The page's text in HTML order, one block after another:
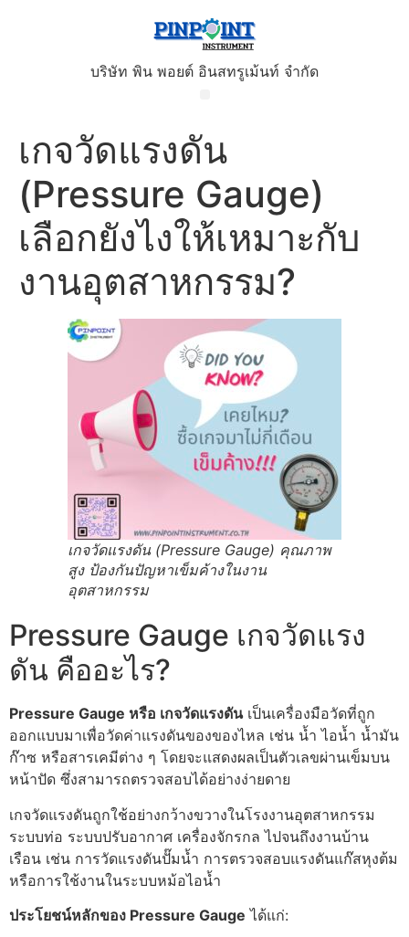
บริษัท พิน พอยต์ อินสทรูเม้นท์ จำกัด
เกจวัดแรงดัน
(Pressure Gauge)
เลือกยังไงให้เหมาะกับ
งานอุตสาหกรรม?
เกจวัดแรงดัน (Pressure Gauge) คุณภาพ
สูง ป้องกันปัญหาเข็มค้างในงาน
อุตสาหกรรม
Pressure Gauge เกจวัดแรง
ดัน คืออะไร?
Pressure Gauge หรือ เกจวัดแรงดันเป็นเครื่องมือวัดที่ถูก
ออกแบบมาเพื่อวัดค่าแรงดันของของไหล เช่น น้ำ ไอน้ำ น้ำมัน
ก๊าซ หรือสารเคมีต่าง ๆ โดยจะแสดงผลเป็นตัวเลขผ่านเข็มบน
หน้าปัด ซึ่งสามารถตรวจสอบได้อย่างง่ายดาย
เกจวัดแรงดันถูกใช้อย่างกว้างขวางในโรงงานอุตสาหกรรม
ระบบท่อ ระบบปรับอากาศ เครื่องจักรกล ไปจนถึงงานบ้าน
เรือน เช่น การวัดแรงดันปั๊มน้ำ การตรวจสอบแรงดันแก๊สหุงต้ม
หรือการใช้งานในระบบหม้อไอน้ำ
ประโยชน์หลักของ Pressure Gauge ได้แก่: